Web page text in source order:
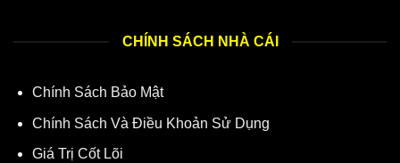
CHÍNH SÁCH NHÀ CÁI
Chính Sách Bảo Mật
Chính Sách Và Điều Khoản Sử Dụng
Giá Trị Cốt Lõi